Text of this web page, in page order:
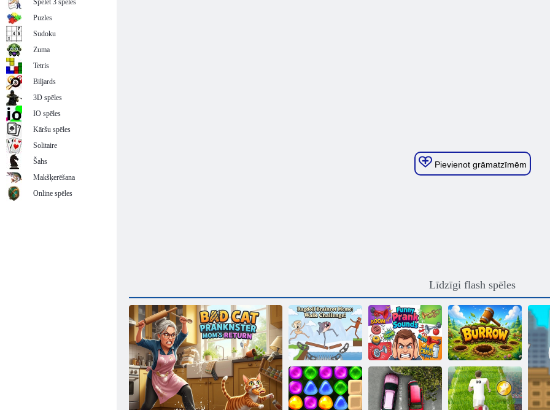
Pievienot grāmatzīmēm
Līdzīgi flash spēles
Ragdoll Brainrot
Meme: Walk
Challenge!
Smieklīgas
palaidnības
skaņas
Burrow
Spēlēt 3 spēles
Puzles
Sudoku
Zuma
Tetris
Biljards
3D spēles
IO spēles
Kāršu spēles
Solitaire
Šahs
Makšķerēšana
Online spēles